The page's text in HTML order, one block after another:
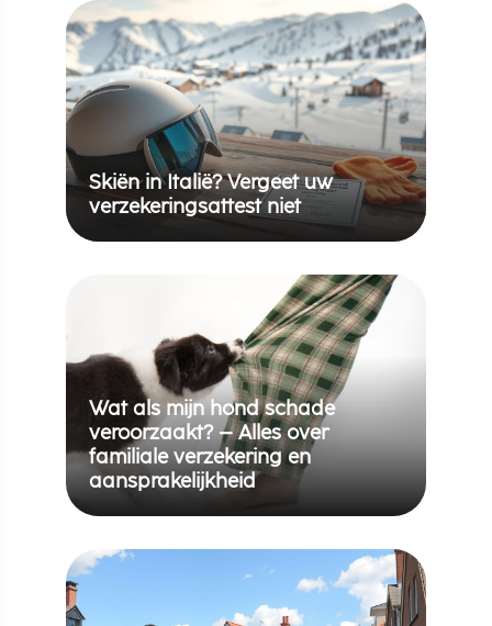
Skiën in Italië? Vergeet uw
verzekeringsattest niet
Wat als mijn hond schade
veroorzaakt? – Alles over
familiale verzekering en
aansprakelijkheid